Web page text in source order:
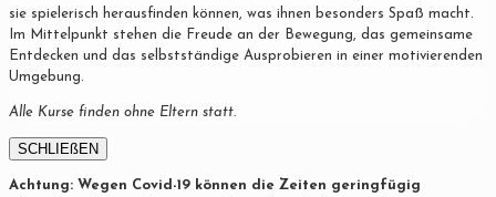
sie spielerisch herausfinden können, was ihnen besonders Spaß macht.
Im Mittelpunkt stehen die Freude an der Bewegung, das gemeinsame
Entdecken und das selbstständige Ausprobieren in einer motivierenden
Umgebung.
Alle Kurse finden ohne Eltern statt.
SCHLIEßEN
Achtung: Wegen Covid-19 können die Zeiten geringfügig